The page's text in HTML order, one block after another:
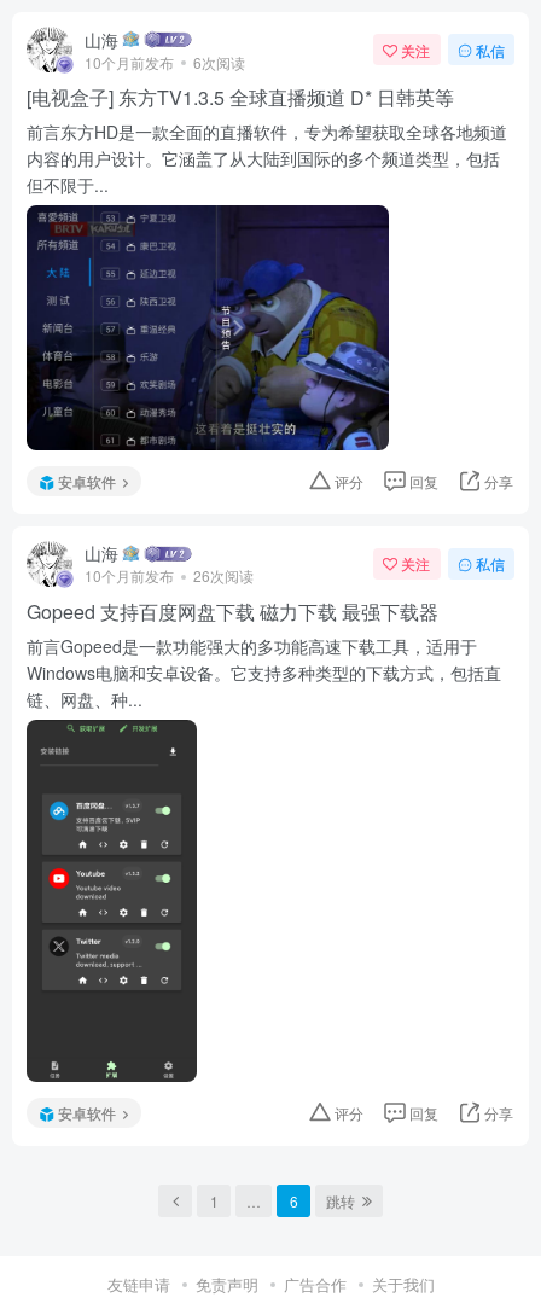
山海
10个月前发布 6次阅读
关注 私信
[电视盒子] 东方TV1.3.5 全球直播频道 D* 日韩英等
前言东方HD是一款全面的直播软件，专为希望获取全球各地频道
内容的用户设计。它涵盖了从大陆到国际的多个频道类型，包括
但不限于...
安卓软件 评分 回复 分享
山海
10个月前发布 26次阅读
关注 私信
Gopeed 支持百度网盘下载 磁力下载 最强下载器
前言Gopeed是一款功能强大的多功能高速下载工具，适用于
Windows电脑和安卓设备。它支持多种类型的下载方式，包括直
链、网盘、种...
安卓软件 评分 回复 分享
1 6 跳转
友链申请 免责声明 广告合作 关于我们